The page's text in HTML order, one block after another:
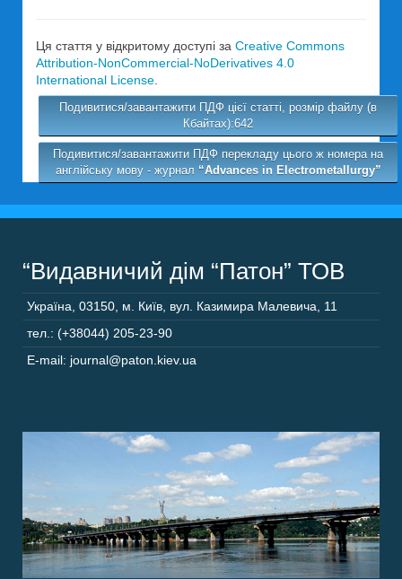
Ця стаття у відкритому доступі за Creative Commons
Attribution-NonCommercial-NoDerivatives 4.0
International License
Подивитися/завантажити ПДФ цієї статті, розмір файлу (в
Кбайтах):642
Подивитися/завантажити ПДФ перекладу цього ж номера на
англійську мову - журнал “Advances in Electrometallurgy”
“Видавничий дім “Патон” ТОВ
Україна 03150 м. Київ, вул. Казимира Малевича, 11
тел.: (+38044) 205-23-90
E-mail: journal@paton.kiev.ua